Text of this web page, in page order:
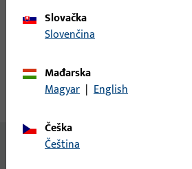
Preuzimanja
Nema dostupnog sadržaja
Slovačka
Slovenčina
Mađarska
Magyar | English
Češka
čeština